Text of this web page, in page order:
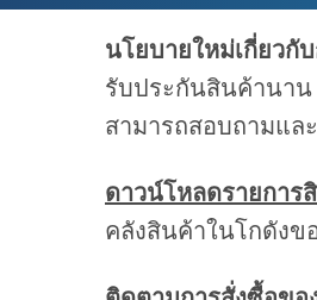
นโยบายใหม่เกี่ยวกั
รับประกันสินค้านาน
สามารถสอบถามแล
ดาวน์โหลดรายการ
คลังสินค้าในโกดังขอ